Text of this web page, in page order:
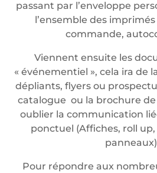
passant par l’enveloppe
l’ensemble des
commande,
Viennent ensuite les
« événementiel », cela ira de
dépliants, flyers ou
catalogue ou la brochure
oublier la communication
ponctuel (Affiches, roll
Pour répondre aux